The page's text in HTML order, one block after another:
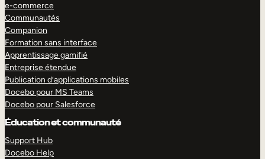
e-commerce
Communautés
Companion
Formation sans interface
Apprentissage gamifié
Entreprise étendue
Publication d’applications mobiles
Docebo pour MS Teams
Docebo pour Salesforce
Éducation et communauté
Support Hub
Docebo Help